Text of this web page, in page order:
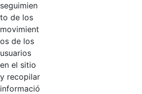
seguimien
to de los
movimient
os de los
usuarios
en el sitio
y recopilar
informació